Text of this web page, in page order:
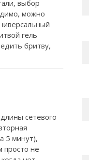
выбор
можно
гель
бритву,
сетевого
5 минут),
просто не